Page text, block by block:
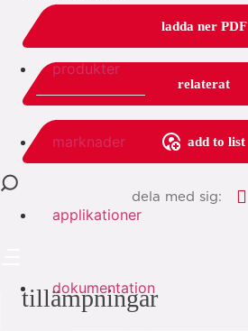
produkter
marknader
applikationer
dokumentation
ladda ner PDF
relaterat
add to list
dela med sig:
tillämpningar